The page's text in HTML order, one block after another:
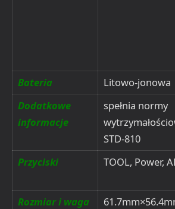
Bateria
Litowo-jonowa
Dodatkowe
informacje
spełnia normy
STD-810
Przyciski
TOOL, Power,
Rozmiar i waga